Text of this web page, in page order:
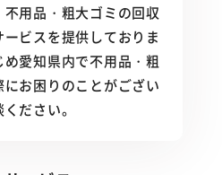
用品・粗大ゴミの回収
ビスを提供しておりま
愛知県内で不用品・粗
お困りのことがござい
ださい。